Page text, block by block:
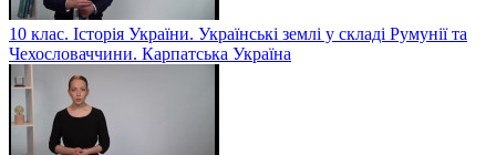
10 клас. Історія України. Українські землі у складі Румунії та
Чехословаччини. Карпатська Україна